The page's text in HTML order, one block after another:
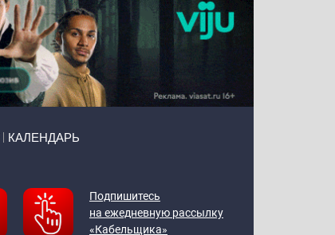
КАЛЕНДАРЬ
Подпишитесь
на ежедневную рассылку
«Кабельщика»